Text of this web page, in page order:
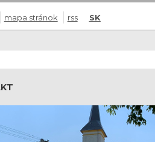
mapa stránok rss SK